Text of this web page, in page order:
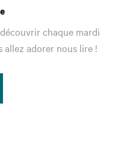
chaque mardi
allez adorer nous lire !